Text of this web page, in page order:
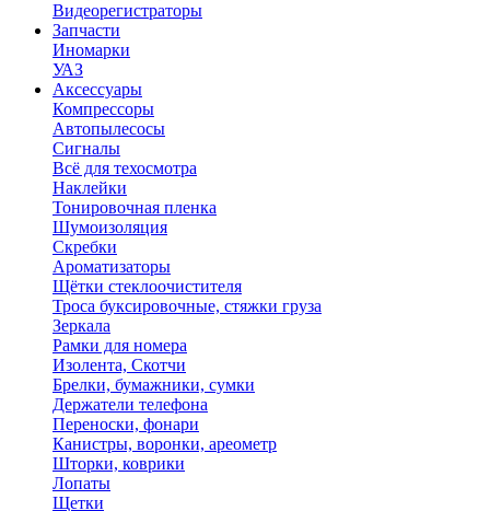
Видеорегистраторы
Запчасти
Иномарки
УАЗ
Аксесcуары
Компрессоры
Автопылесосы
Сигналы
Всё для техосмотра
Наклейки
Тонировочная пленка
Шумоизоляция
Скребки
Ароматизаторы
Щётки стеклоочистителя
Троса буксировочные, стяжки груза
Зеркала
Рамки для номера
Изолента, Скотчи
Брелки, бумажники, сумки
Держатели телефона
Переноски, фонари
Канистры, воронки, ареометр
Шторки, коврики
Лопаты
Щетки